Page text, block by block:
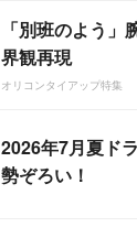
「別班のよう
界観再現
オリコンタイアップ特集
2026年7月夏ド
勢ぞろい！